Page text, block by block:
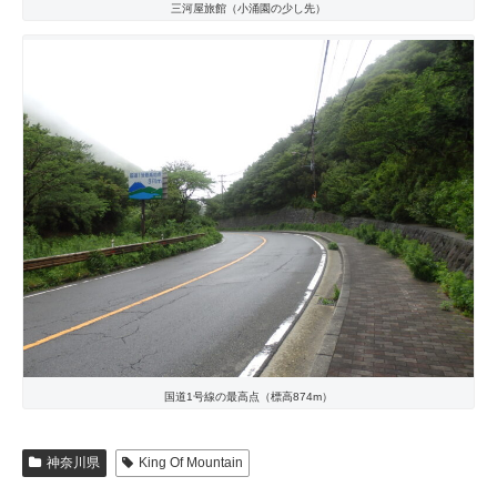
三河屋旅館（小涌園の少し先）
国道1号線の最高点（標高874m）
神奈川県 King Of Mountain